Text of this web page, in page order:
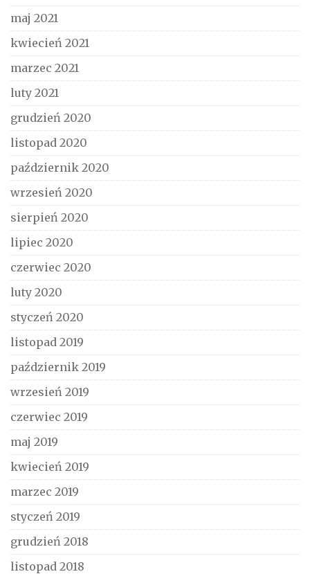
maj 2021
kwiecień 2021
marzec 2021
luty 2021
grudzień 2020
listopad 2020
październik 2020
wrzesień 2020
sierpień 2020
lipiec 2020
czerwiec 2020
luty 2020
styczeń 2020
listopad 2019
październik 2019
wrzesień 2019
czerwiec 2019
maj 2019
kwiecień 2019
marzec 2019
styczeń 2019
grudzień 2018
listopad 2018